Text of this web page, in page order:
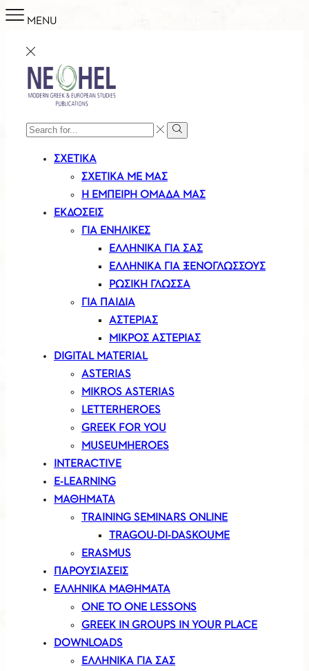
MENU
SEARCH
Search
ΣΧΕΤΙΚΑ
ΣΧΕΤΙΚΑ ΜΕ ΜΑΣ
Η ΕΜΠΕΙΡΗ ΟΜΑΔΑ ΜΑΣ
ΕΚΔΟΣΕΙΣ
ΓΙΑ ΕΝΗΛΙΚΕΣ
ΕΛΛΗΝΙΚΆ ΓΙΑ ΣΑΣ
ΕΛΛΗΝΙΚΑ ΓΙΑ ΞΕΝΟΓΛΩΣΣΟΥΣ
ΡΩΣΙΚΗ ΓΛΩΣΣΑ
ΓΙΑ ΠΑΙΔΙΑ
ΑΣΤΕΡΊΑΣ
ΜΙΚΡΟΣ ΑΣΤΕΡΙΑΣ
DIGITAL MATERIAL
ASTERIAS
MIKROS ASTERIAS
LETTERHEROES
GREEK FOR YOU
MUSEUMHEROES
INTERACTIVE
E-LEARNING
ΜΑΘΗΜΑΤΑ
TRAINING SEMINARS ONLINE
TRAGOU-DI-DASKOUME
ERASMUS
ΠΑΡΟΥΣΙΑΣΕΙΣ
ΕΛΛΗΝΙΚΑ ΜΑΘΗΜΑΤΑ
ONE TO ONE LESSONS
GREEK IN GROUPS IN YOUR PLACE
DOWNLOADS
ΕΛΛΗΝΙΚΑ ΓΙΑ ΣΑΣ